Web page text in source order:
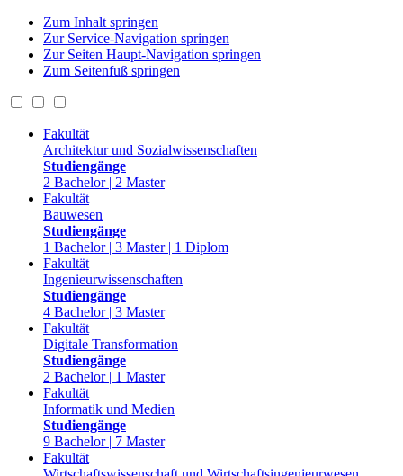
Zum Inhalt springen
Zur Service-Navigation springen
Zur Seiten Haupt-Navigation springen
Zum Seitenfuß springen
Fakultät
Architektur und Sozialwissenschaften
Studiengänge
2 Bachelor | 2 Master
Fakultät
Bauwesen
Studiengänge
1 Bachelor | 3 Master | 1 Diplom
Fakultät
Ingenieurwissenschaften
Studiengänge
4 Bachelor | 3 Master
Fakultät
Digitale Transformation
Studiengänge
2 Bachelor | 1 Master
Fakultät
Informatik und Medien
Studiengänge
9 Bachelor | 7 Master
Fakultät